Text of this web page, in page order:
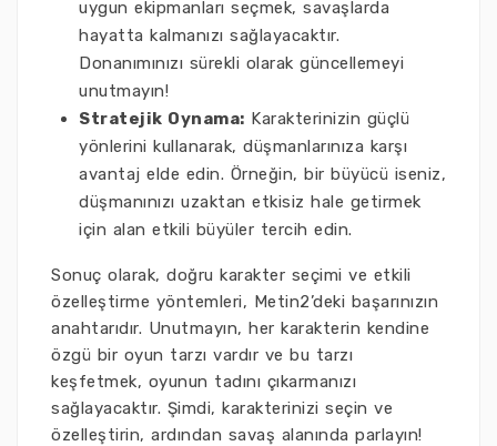
uygun ekipmanları seçmek, savaşlarda
hayatta kalmanızı sağlayacaktır.
Donanımınızı sürekli olarak güncellemeyi
unutmayın!
Stratejik Oynama: Karakterinizin güçlü
yönlerini kullanarak, düşmanlarınıza karşı
avantaj elde edin. Örneğin, bir büyücü iseniz,
düşmanınızı uzaktan etkisiz hale getirmek
için alan etkili büyüler tercih edin.
Sonuç olarak, doğru karakter seçimi ve etkili
özelleştirme yöntemleri, Metin2’deki başarınızın
anahtarıdır. Unutmayın, her karakterin kendine
özgü bir oyun tarzı vardır ve bu tarzı
keşfetmek, oyunun tadını çıkarmanızı
sağlayacaktır. Şimdi, karakterinizi seçin ve
özelleştirin, ardından savaş alanında parlayın!